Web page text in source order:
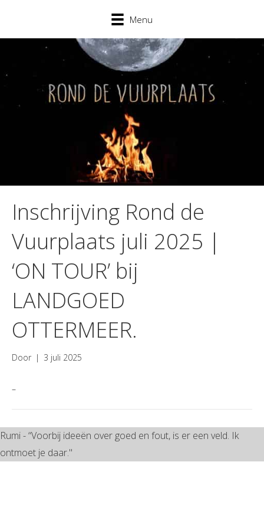
Menu
Inschrijving Rond de
Vuurplaats juli 2025 |
‘ON TOUR’ bij
LANDGOED
OTTERMEER.
Door | 3 juli 2025
–
Rumi - “Voorbij ideeën over goed en fout, is er een veld. Ik
ontmoet je daar."